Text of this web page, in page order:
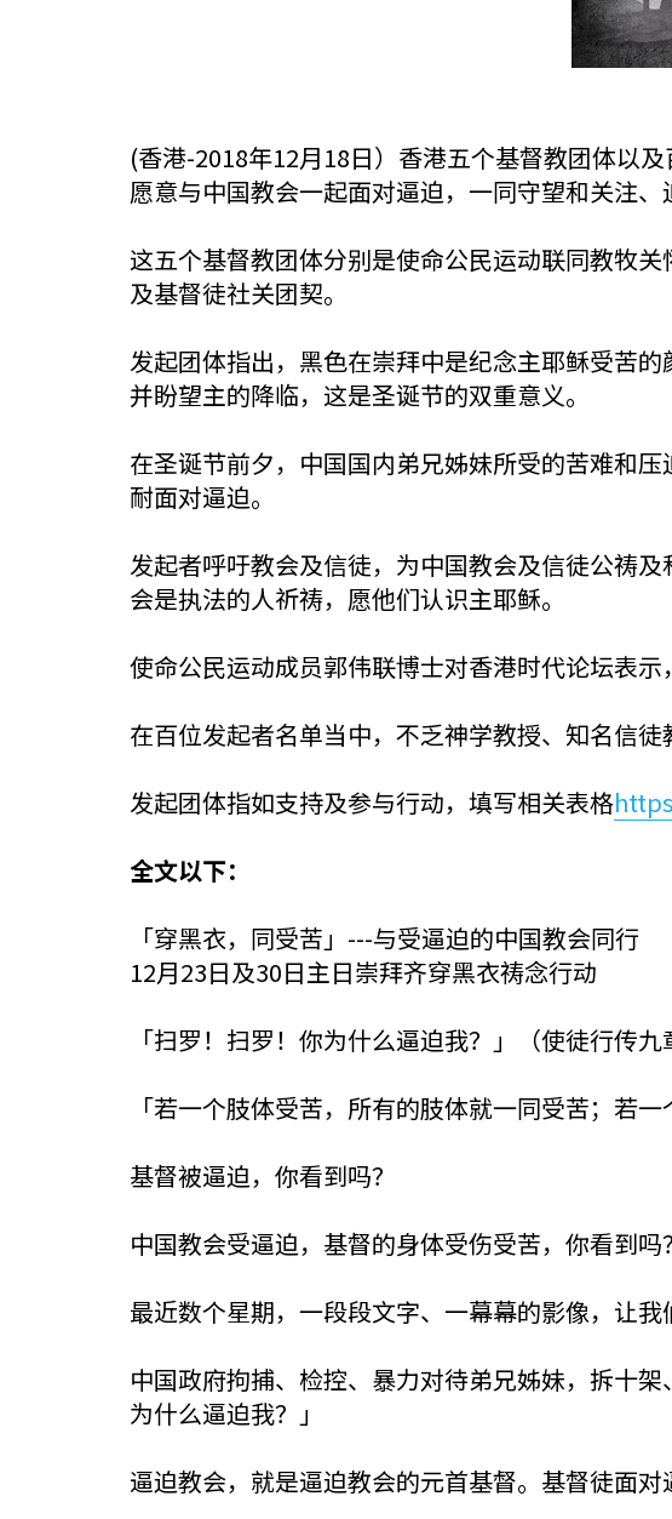
(香港-2018年12月18日）香港五个基督教团体以
愿意与中国教会一起面对逼迫，一同守望和关注、
这五个基督教团体分别是使命公民运动联同教牧
及基督徒社关团契。
发起团体指出，黑色在崇拜中是纪念主耶稣受苦
并盼望主的降临，这是圣诞节的双重意义。
在圣诞节前夕，中国国内弟兄姊妹所受的苦难和
耐面对逼迫。
发起者呼吁教会及信徒，为中国教会及信徒公祷
会是执法的人祈祷，愿他们认识主耶稣。
使命公民运动成员郭伟联博士对香港时代论坛表
在百位发起者名单当中，不乏神学教授、知名信
发起团体指如支持及参与行动，填写相关表格
全文以下：
「穿黑衣，同受苦」---与受逼迫的中国教会同行
12月23日及30日主日崇拜齐穿黑衣祷念行动
「扫罗！扫罗！你为什么逼迫我？」（使徒行传九
「若一个肢体受苦，所有的肢体就一同受苦；若
基督被逼迫，你看到吗？
中国教会受逼迫，基督的身体受伤受苦，你看到吗？
最近数个星期，一段段文字、一幕幕的影像，让
中国政府拘捕、检控、暴力对待弟兄姊妹，拆十
为什么逼迫我？」
逼迫教会，就是逼迫教会的元首基督。基督徒面